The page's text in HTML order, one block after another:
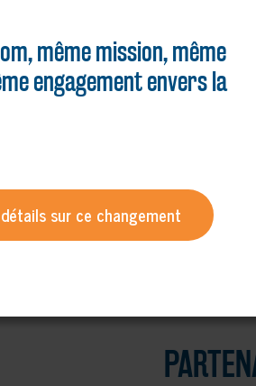
même mission, même
engagement envers la
sur ce changement